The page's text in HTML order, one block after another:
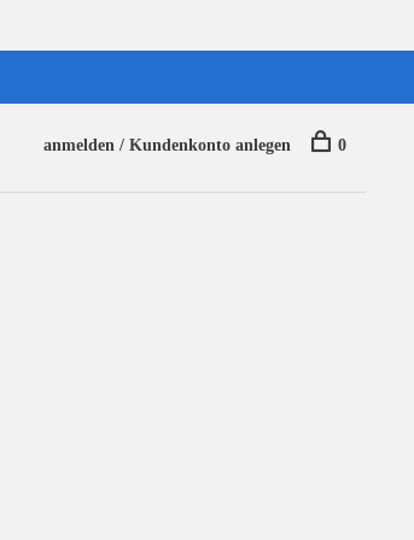
anmelden / Kundenkonto anlegen 0